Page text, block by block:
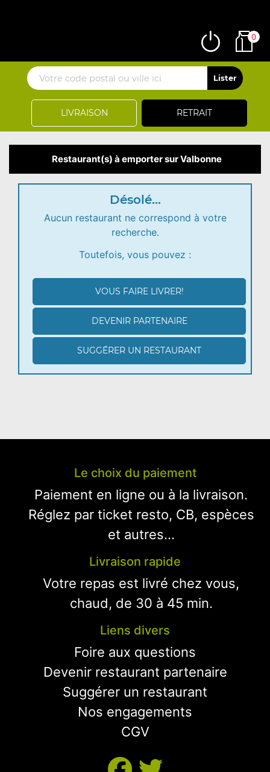
LIVRAISON RETRAIT
0
Restaurant(s) à emporter sur Valbonne
Désolé...
Aucun restaurant ne correspond à votre
recherche.
Toutefois, vous pouvez :
VOUS FAIRE LIVRER!
DEVENIR PARTENAIRE
SUGGÉRER UN RESTAURANT
Le choix du paiement
Paiement en ligne ou à la livraison.
Réglez par ticket resto, CB, espèces
et autres...
Livraison rapide
Votre repas est livré chez vous,
chaud, de 30 à 45 min.
Liens divers
Foire aux questions
Devenir restaurant partenaire
Suggérer un restaurant
Nos engagements
CGV